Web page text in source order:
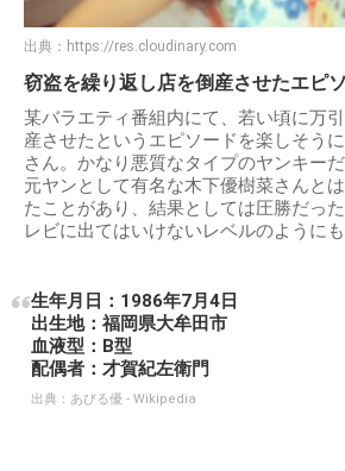
出典： https://res.cloudinary.com
窃盗を繰り返し店を倒産させたエピ
某バラエティ番組内にて、若い頃に万
産させたというエピソードを楽しそう
さん。かなり悪質なタイプのヤンキー
元ヤンとして有名な木下優樹菜さんと
たことがあり、結果としては圧勝だっ
レビに出てはいけないレベルのようにも
生年月日：1986年7月4日
出生地：福岡県大牟田市
血液型：B型
配偶者：才賀紀左衛門
出典： あびる優 - Wikipedia